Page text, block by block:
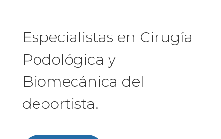
Especialistas en Cirugía
Podológica y
Biomecánica del
deportista.